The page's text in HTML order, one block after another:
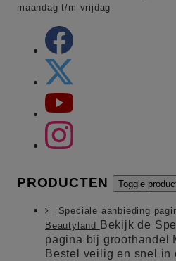
maandag t/m vrijdag
PRODUCTEN Toggle
Speciale aanbieding
Beautyland
Bekijk de
pagina bij groothandel
Bestel veilig en snel in